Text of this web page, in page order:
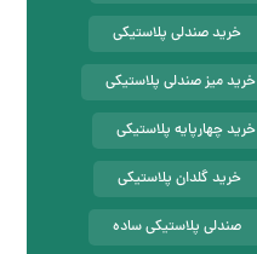
خرید صندلی پلاستیکی
خرید میز صندلی پلاستیکی
خرید چهارپایه پلاستیکی
خرید گلدان پلاستیکی
صندلی پلاستیکی ساده